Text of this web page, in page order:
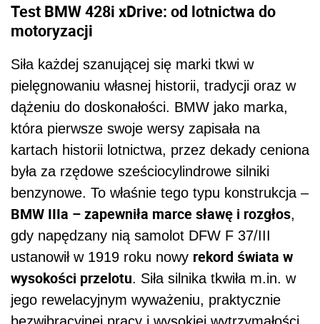
Test BMW 428i xDrive: od lotnictwa do
motoryzacji
Siła każdej szanującej się marki tkwi w
pielęgnowaniu własnej historii, tradycji oraz w
dążeniu do doskonałości. BMW jako marka,
która pierwsze swoje wersy zapisała na
kartach historii lotnictwa, przez dekady ceniona
była za rzędowe sześciocylindrowe silniki
benzynowe. To właśnie tego typu konstrukcja –
BMW IIIa – zapewniła marce sławę i rozgłos,
gdy napędzany nią samolot DFW F 37/III
ustanowił w 1919 roku nowy rekord świata w
wysokości przelotu. Siła silnika tkwiła m.in. w
jego rewelacyjnym wyważeniu, praktycznie
bezwibracyjnej pracy i wysokiej wytrzymałości.